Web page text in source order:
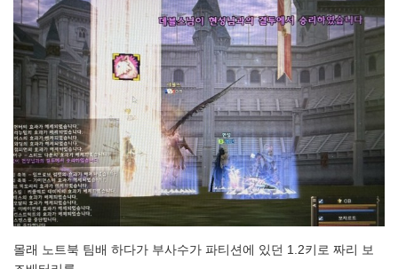
몰래 노트북 팀배 하다가 부사수가 파티션에 있던 1.2키로 짜리 보